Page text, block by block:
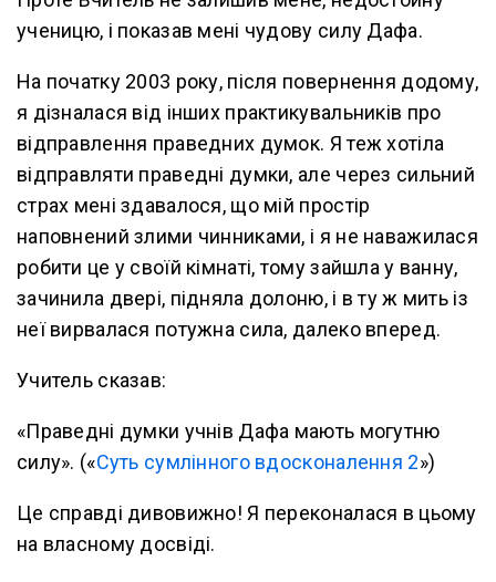
ученицю, і показав мені чудову силу Дафа.
На початку 2003 року, після повернення додому,
я дізналася від інших практикувальників про
відправлення праведних думок. Я теж хотіла
відправляти праведні думки, але через сильний
страх мені здавалося, що мій простір
наповнений злими чинниками, і я не наважилася
робити це у своїй кімнаті, тому зайшла у ванну,
зачинила двері, підняла долоню, і в ту ж мить із
неї вирвалася потужна сила, далеко вперед.
Учитель сказав:
«Праведні думки учнів Дафа мають могутню
силу». («Суть сумлінного вдосконалення 2»)
Це справді дивовижно! Я переконалася в цьому
на власному досвіді.